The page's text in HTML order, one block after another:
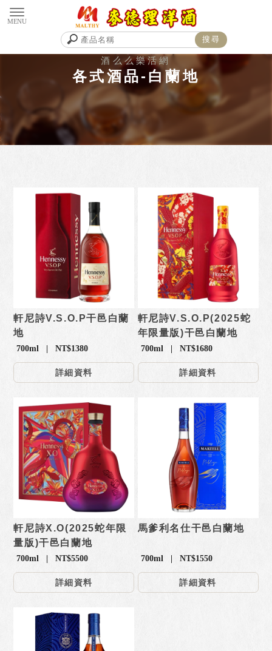
各式酒品-白蘭地
軒尼詩V.S.O.P干邑白蘭
地
700ml | NT$1380
詳細資料
軒尼詩V.S.O.P(2025蛇
年限量版)干邑白蘭地
700ml | NT$1680
詳細資料
軒尼詩X.O(2025蛇年限
量版)干邑白蘭地
700ml | NT$5500
詳細資料
馬爹利名仕干邑白蘭地
700ml | NT$1550
詳細資料